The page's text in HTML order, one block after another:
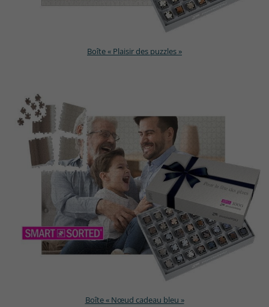
Boîte « Plaisir des puzzles »
Boîte « Nœud cadeau bleu »